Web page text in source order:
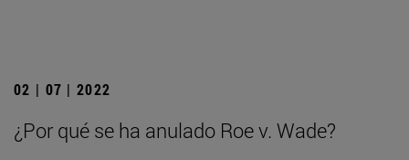
02 | 07 | 2022
¿Por qué se ha anulado Roe v. Wade?